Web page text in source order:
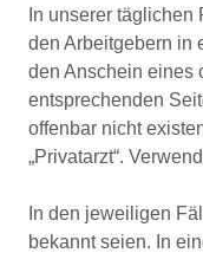
In unserer
den Arbeitgebern in
den Anschein eines
entsprechenden
offenbar nicht
„Privatarzt“.
In den jeweiligen
bekannt seien. In